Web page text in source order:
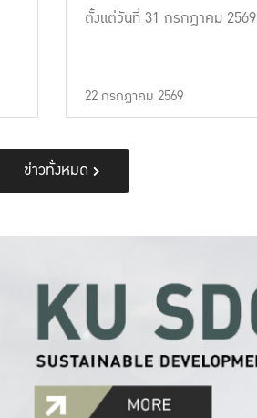
ตั้งแต่วันที่ 31 กรกฎาคม 2569
22 กรกฎาคม 2569
ข่าวทั้งหมด